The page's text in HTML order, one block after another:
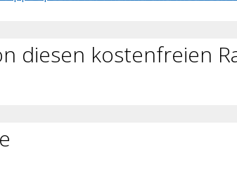
diesen kostenfreien